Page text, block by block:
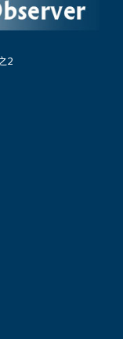
2